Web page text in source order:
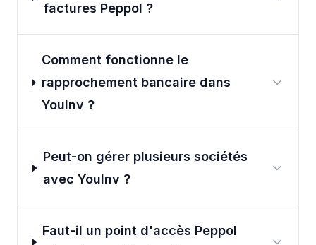
factures Peppol ?
Comment fonctionne le
rapprochement bancaire dans
YouInv ?
Peut-on gérer plusieurs sociétés
avec YouInv ?
Faut-il un point d'accès Peppol